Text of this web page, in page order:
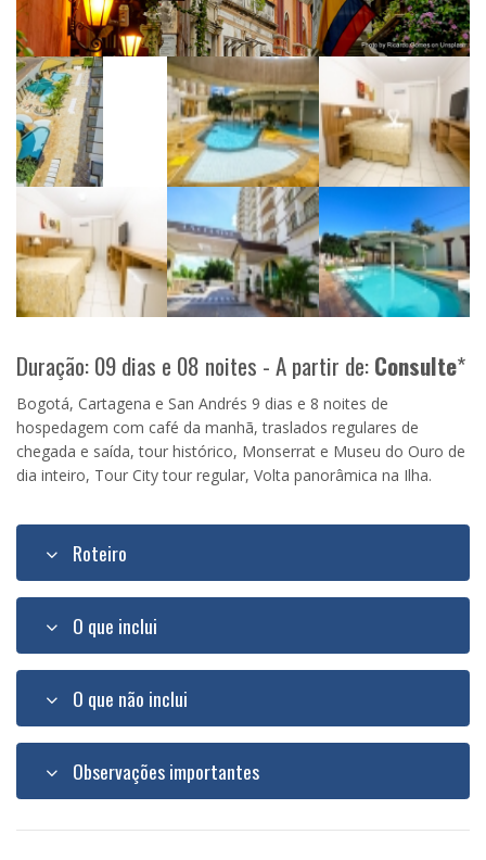
Duração: 09 dias e 08 noites - A partir de:Consulte*
Bogotá, Cartagena e San Andrés 9 dias e 8 noites de
hospedagem com café da manhã, traslados regulares de
chegada e saída, tour histórico, Monserrat e Museu do Ouro de
dia inteiro, Tour City tour regular, Volta panorâmica na Ilha.
Roteiro
O que inclui
O que não inclui
Observações importantes